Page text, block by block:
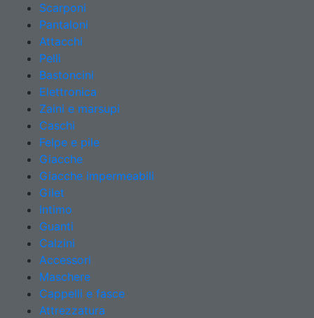
Scarponi
Pantaloni
Attacchi
Pelli
Bastoncini
Elettronica
Zaini e marsupi
Caschi
Felpe e pile
Giacche
Giacche impermeabili
Gilet
Intimo
Guanti
Calzini
Accessori
Maschere
Cappelli e fasce
Attrezzatura